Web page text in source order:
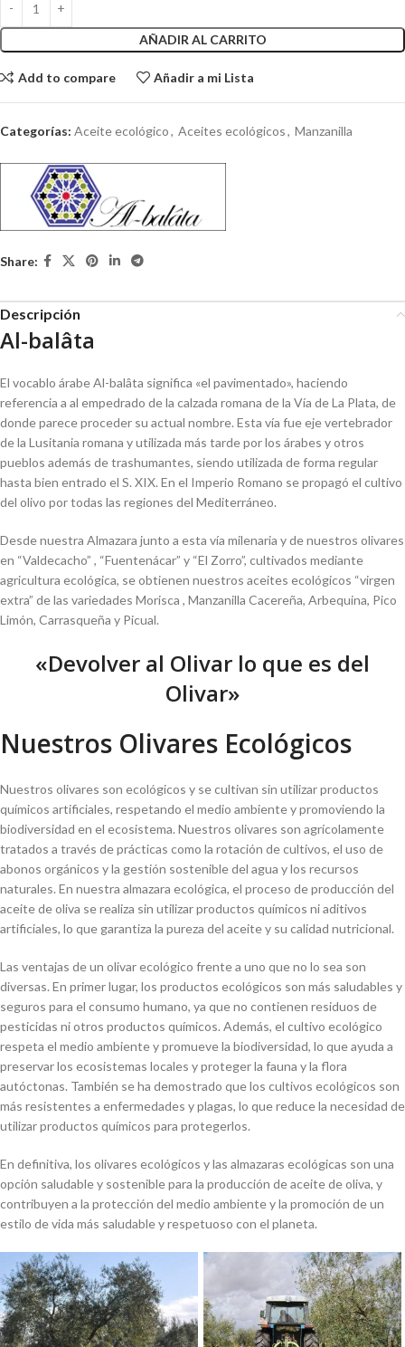
AÑADIR AL CARRITO
Add to compare Añadir a mi Lista
Categorías: Aceite ecológico, Aceites ecológicos, Manzanilla
Share:
Descripción
Al-balâta
El vocablo árabe Al-balâta significa «el pavimentado», haciendo
referencia a al empedrado de la calzada romana de la Vía de La Plata, de
donde parece proceder su actual nombre. Esta vía fue eje vertebrador
de la Lusitania romana y utilizada más tarde por los árabes y otros
pueblos además de trashumantes, siendo utilizada de forma regular
hasta bien entrado el S. XIX. En el Imperio Romano se propagó el cultivo
del olivo por todas las regiones del Mediterráneo.
Desde nuestra Almazara junto a esta vía milenaria y de nuestros olivares
en “Valdecacho” , “Fuentenácar” y “El Zorro”, cultivados mediante
agricultura ecológica, se obtienen nuestros aceites ecológicos “virgen
extra” de las variedades Morisca , Manzanilla Cacereña, Arbequina, Pico
Limón, Carrasqueña y Picual.
«Devolver al Olivar lo que es del
Olivar»
Nuestros Olivares Ecológicos
Nuestros olivares son ecológicos y se cultivan sin utilizar productos
químicos artificiales, respetando el medio ambiente y promoviendo la
biodiversidad en el ecosistema. Nuestros olivares son agrícolamente
tratados a través de prácticas como la rotación de cultivos, el uso de
abonos orgánicos y la gestión sostenible del agua y los recursos
naturales. En nuestra almazara ecológica, el proceso de producción del
aceite de oliva se realiza sin utilizar productos químicos ni aditivos
artificiales, lo que garantiza la pureza del aceite y su calidad nutricional.
Las ventajas de un olivar ecológico frente a uno que no lo sea son
diversas. En primer lugar, los productos ecológicos son más saludables y
seguros para el consumo humano, ya que no contienen residuos de
pesticidas ni otros productos químicos. Además, el cultivo ecológico
respeta el medio ambiente y promueve la biodiversidad, lo que ayuda a
preservar los ecosistemas locales y proteger la fauna y la flora
autóctonas. También se ha demostrado que los cultivos ecológicos son
más resistentes a enfermedades y plagas, lo que reduce la necesidad de
utilizar productos químicos para protegerlos.
En definitiva, los olivares ecológicos y las almazaras ecológicas son una
opción saludable y sostenible para la producción de aceite de oliva, y
contribuyen a la protección del medio ambiente y la promoción de un
estilo de vida más saludable y respetuoso con el planeta.